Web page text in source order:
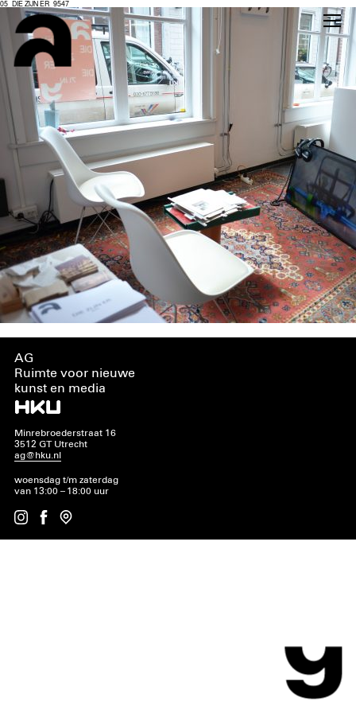
05_DIE ZIJN ER_9547
AG
Ruimte voor nieuwe
kunst en media
Minrebroederstraat 16
3512 GT Utrecht
ag@hku.nl
woensdag t/m zaterdag
van 13:00 – 18:00 uur